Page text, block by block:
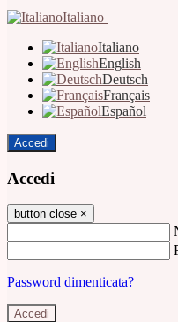
Italiano
Italiano
English
Deutsch
Français
Español
Accedi
Accedi
button close ×
Password dimenticata?